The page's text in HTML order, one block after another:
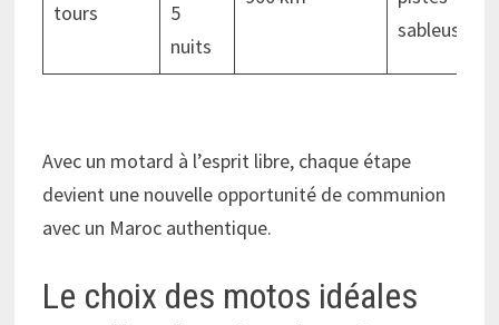
tours
5
nuits
sableuses
Avec un motard à l’esprit libre, chaque étape
devient une nouvelle opportunité de communion
avec un Maroc authentique.
Le choix des motos idéales